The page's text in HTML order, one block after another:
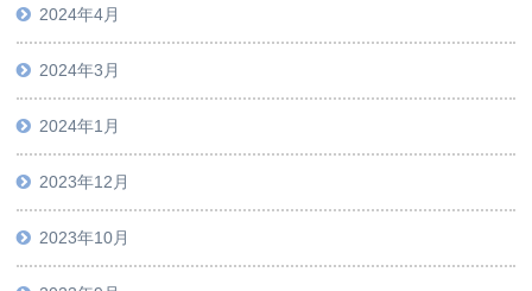
2024年4月
2024年3月
2024年1月
2023年12月
2023年10月